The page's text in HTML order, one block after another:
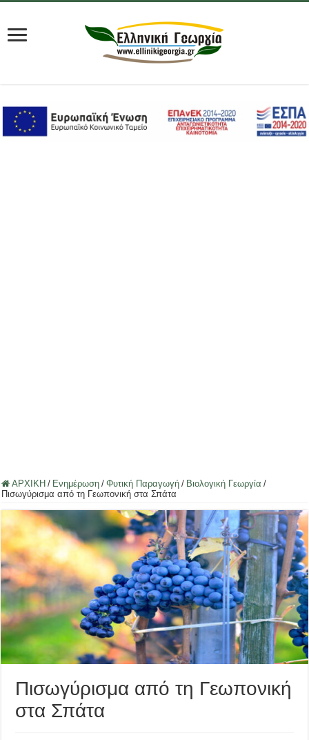
ΑΡΧΙΚΗ / Ενημέρωση / Φυτική Παραγωγή / Βιολογική Γεωργία /
Πισωγύρισμα από τη Γεωπονική στα Σπάτα
Πισωγύρισμα από τη Γεωπονική
στα Σπάτα